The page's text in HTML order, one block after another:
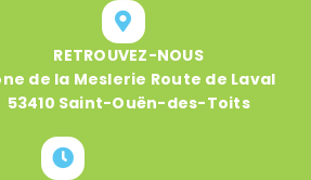
RETROUVEZ-NOUS
de la Meslerie Route de Laval
53410 Saint-Ouën-des-Toits